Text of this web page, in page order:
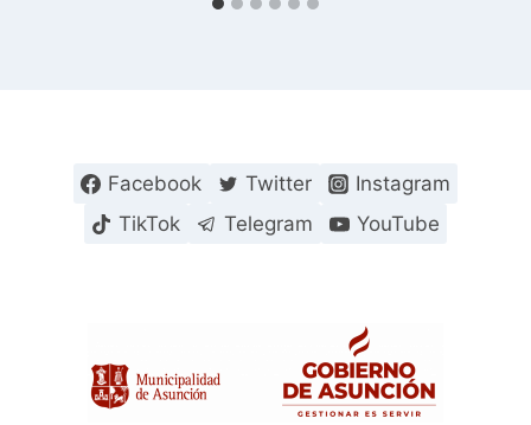
Facebook Twitter
Instagram
TikTok
Telegram YouTube